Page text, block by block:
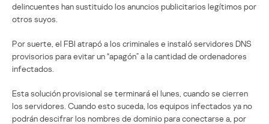
delincuentes han sustituido los anuncios publicitarios legítimos por
otros suyos.
Por suerte, el FBI atrapó a los criminales e instaló servidores DNS
provisorios para evitar un “apagón” a la cantidad de ordenadores
infectados.
Esta solución provisional se terminará el lunes, cuando se cierren
los servidores. Cuando esto suceda, los equipos infectados ya no
podrán descifrar los nombres de dominio para conectarse a, por